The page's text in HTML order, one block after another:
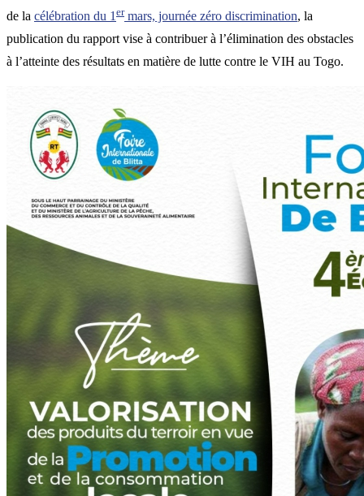
de la célébration du 1 ermars, journée zéro discrimination, la
publication du rapport vise à contribuer à l’élimination des obstacles
à l’atteinte des résultats en matière de lutte contre le VIH au Togo.